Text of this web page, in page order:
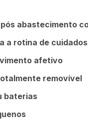
abastecimento
a rotina de cuidados
afetivo
removível
baterias